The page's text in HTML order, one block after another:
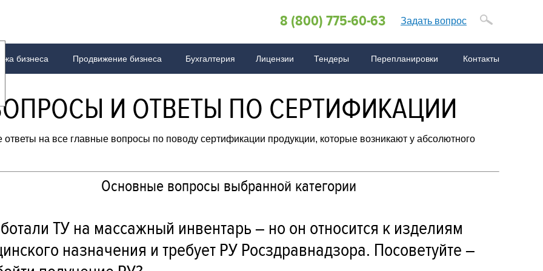
8 (800) 775-60-63 Задать вопрос
бизнеса Продвижение бизнеса Бухгалтерия Лицензии Тендеры Перепланировки Контакты
И ОТВЕТЫ ПО СЕРТИФИКАЦИИ
на все главные вопросы по поводу сертификации продукции, которые возникают у абсолютного
Основные вопросы выбранной категории
ТУ на массажный инвентарь – но он относится к изделиям
назначения и требует РУ Росздравнадзора. Посоветуйте –